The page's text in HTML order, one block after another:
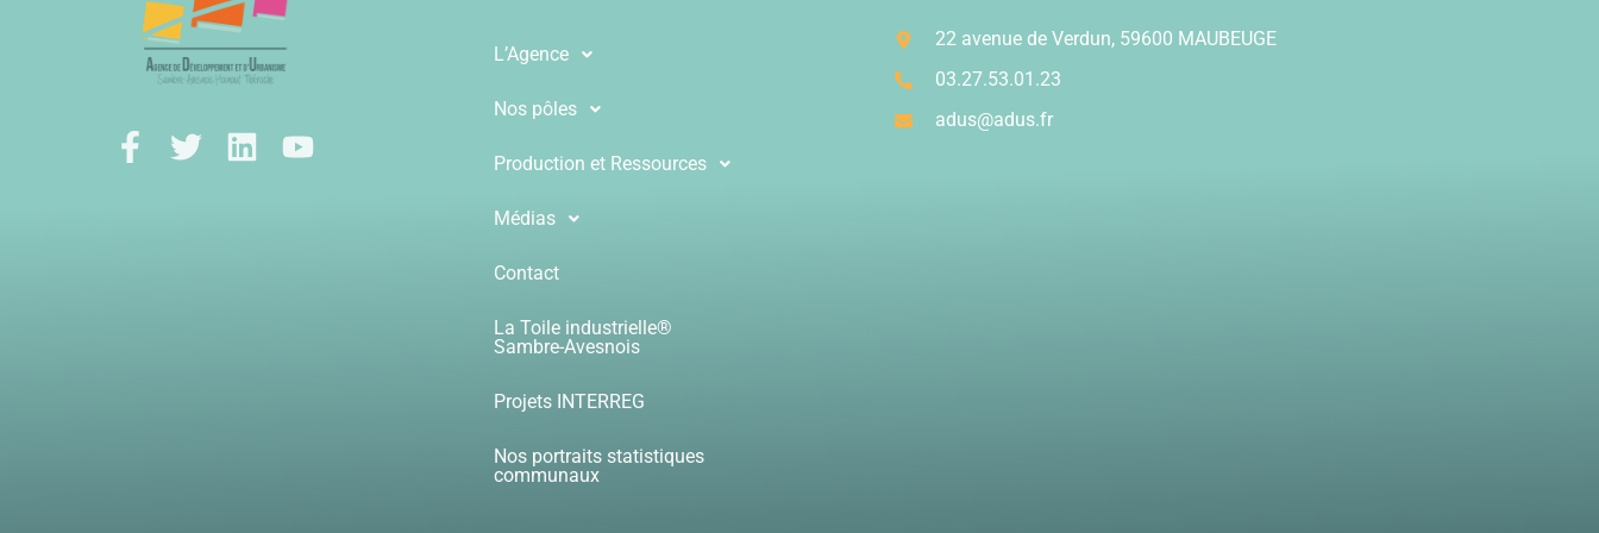
L’Agence
Nos pôles
Production et Ressources
Médias
Contact
La Toile industrielle®
Sambre-Avesnois
Projets INTERREG
Nos portraits statistiques
communaux
22 avenue de Verdun, 59600 MAUBEUGE
03.27.53.01.23
adus@adus.fr